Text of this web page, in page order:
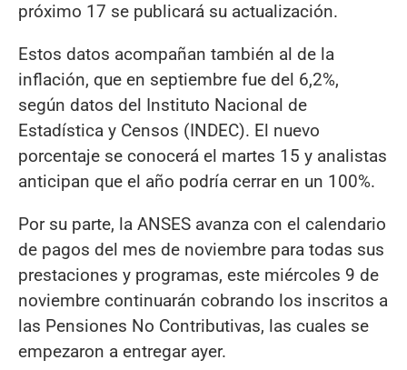
próximo 17 se publicará su actualización.
Estos datos acompañan también al de la
inflación, que en septiembre fue del 6,2%,
según datos del Instituto Nacional de
Estadística y Censos (INDEC). El nuevo
porcentaje se conocerá el martes 15 y analistas
anticipan que el año podría cerrar en un 100%.
Por su parte, la ANSES avanza con el calendario
de pagos del mes de noviembre para todas sus
prestaciones y programas, este miércoles 9 de
noviembre continuarán cobrando los inscritos a
las Pensiones No Contributivas, las cuales se
empezaron a entregar ayer.